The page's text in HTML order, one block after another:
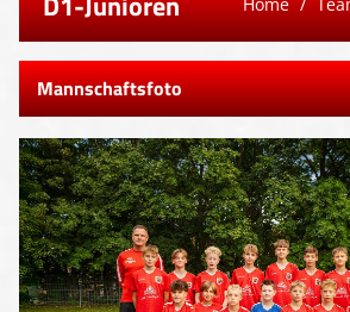
Onlineshop
Vereinsnews
Teams
Sponsoren
Downloads
Mannschaftsfoto